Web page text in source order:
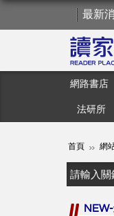
最新
網路書店
法研所
首頁 網